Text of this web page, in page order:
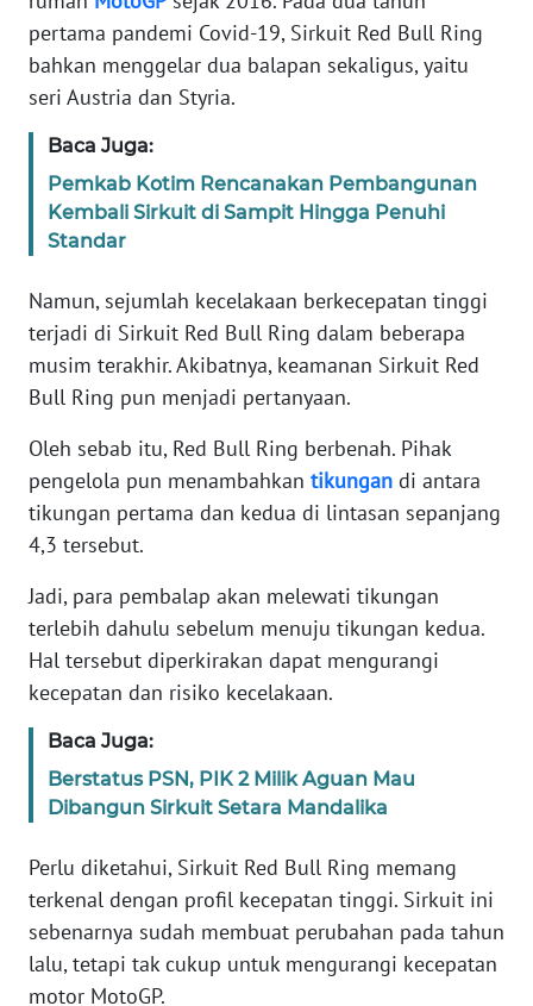
pertama pandemi Covid-19, Sirkuit Red Bull Ring
bahkan menggelar dua balapan sekaligus, yaitu
seri Austria dan Styria.
Baca Juga:
Pemkab Kotim Rencanakan Pembangunan
Kembali Sirkuit di Sampit Hingga Penuhi
Standar
Namun, sejumlah kecelakaan berkecepatan tinggi
terjadi di Sirkuit Red Bull Ring dalam beberapa
musim terakhir. Akibatnya, keamanan Sirkuit Red
Bull Ring pun menjadi pertanyaan.
Oleh sebab itu, Red Bull Ring berbenah. Pihak
pengelola pun menambahkan tikungan di antara
tikungan pertama dan kedua di lintasan sepanjang
4,3 tersebut.
Jadi, para pembalap akan melewati tikungan
terlebih dahulu sebelum menuju tikungan kedua.
Hal tersebut diperkirakan dapat mengurangi
kecepatan dan risiko kecelakaan.
Baca Juga:
Berstatus PSN, PIK 2 Milik Aguan Mau
Dibangun Sirkuit Setara Mandalika
Perlu diketahui, Sirkuit Red Bull Ring memang
terkenal dengan profil kecepatan tinggi. Sirkuit ini
sebenarnya sudah membuat perubahan pada tahun
lalu, tetapi tak cukup untuk mengurangi kecepatan
motor MotoGP.
BERITA
KONTAK
KAMI
IKLAN
TENTANG
PEDOMAN
MEDIA
SIBER
REDAKSI
KARIR
Wahana
News
Regional
WN
SUMUT
JAKARTA
JABAR